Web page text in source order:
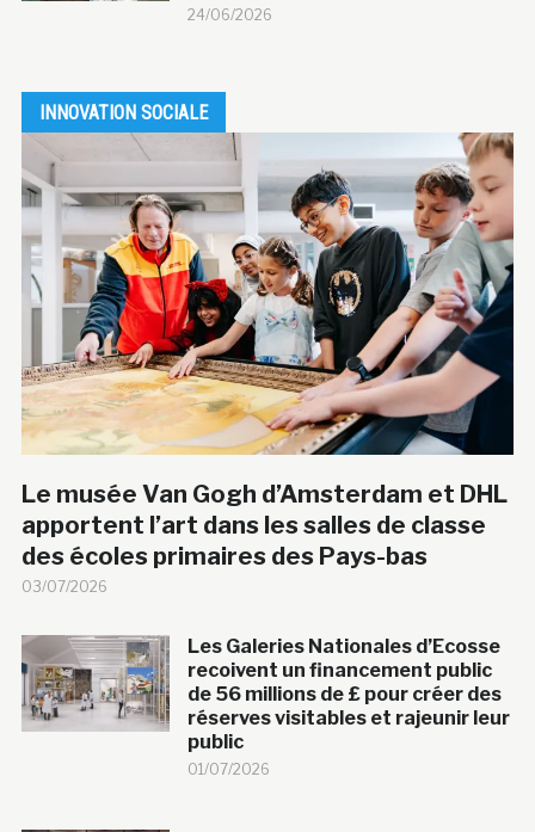
24/06/2026
INNOVATION SOCIALE
Le musée Van Gogh d’Amsterdam et DHL
apportent l’art dans les salles de classe
des écoles primaires des Pays-bas
03/07/2026
Les Galeries Nationales d’Ecosse
recoivent un financement public
de 56 millions de £ pour créer des
réserves visitables et rajeunir leur
public
01/07/2026